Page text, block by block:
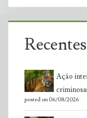
Recentes
Ação
posted on 06/08/2026